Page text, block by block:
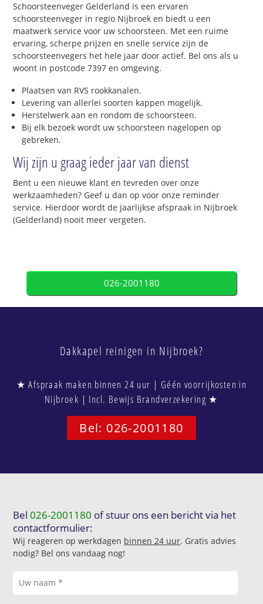
Schoorsteenveger Gelderland is een ervaren
schoorsteenveger in regio Nijbroek en biedt u een
maatwerk service voor uw schoorsteen. Met een ruime
ervaring, scherpe prijzen en snelle service zijn de
schoorsteenvegers het hele jaar door actief. Bel ons als u
woont in postcode 7397 en omgeving.
Plaatsen van RVS rookkanalen.
Levering van allerlei soorten kappen mogelijk.
Herstelwerk aan en rondom de schoorsteen.
Bij elk bezoek wordt uw schoorsteen nagelopen op
gebreken.
Wij zijn u graag ieder jaar van dienst
Bent u een nieuwe klant en tevreden over onze
werkzaamheden? Geef u dan op voor onze reminder
service. Hierdoor wordt de jaarlijkse afspraak in Nijbroek
(Gelderland) nooit meer vergeten.
026-2001180
Dakkapel reinigen in Nijbroek?
★ Afspraak maken binnen 24 uur | Géén voorrijkosten in
Nijbroek | Incl. Bewijs Brandverzekering ★
Bel: 026-2001180
Bel026-2001180 of stuur ons een bericht via het
contactformulier:
Wij reageren op werkdagen binnen 24 uur. Gratis advies
nodig? Bel ons vandaag nog!